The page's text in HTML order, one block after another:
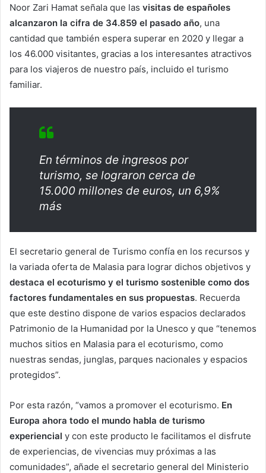
Noor Zari Hamat señala que las visitas de españoles
alcanzaron la cifra de 34.859 el pasado año, una
cantidad que también espera superar en 2020 y llegar a
los 46.000 visitantes, gracias a los interesantes atractivos
para los viajeros de nuestro país, incluido el turismo
familiar.
En términos de ingresos por
turismo, se lograron cerca de
15.000 millones de euros, un 6,9%
más
El secretario general de Turismo confía en los recursos y
la variada oferta de Malasia para lograr dichos objetivos y
destaca el ecoturismo y el turismo sostenible como dos
factores fundamentales en sus propuestas. Recuerda
que este destino dispone de varios espacios declarados
Patrimonio de la Humanidad por la Unesco y que “tenemos
muchos sitios en Malasia para el ecoturismo, como
nuestras sendas, junglas, parques nacionales y espacios
protegidos”.
Por esta razón, “vamos a promover el ecoturismo. En
Europa ahora todo el mundo habla de turismo
experiencial y con este producto le facilitamos el disfrute
de experiencias, de vivencias muy próximas a las
comunidades”, añade el secretario general del Ministerio